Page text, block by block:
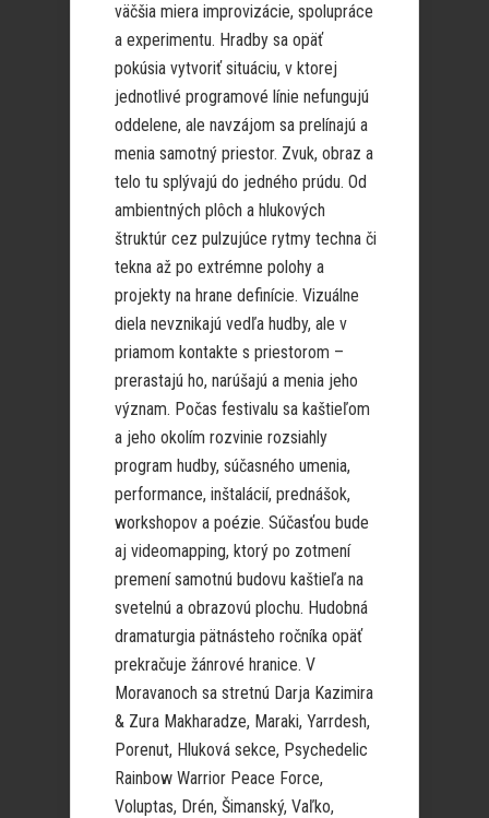
väčšia miera improvizácie, spolupráce
a experimentu. Hradby sa opäť
pokúsia vytvoriť situáciu, v ktorej
jednotlivé programové línie nefungujú
oddelene, ale navzájom sa prelínajú a
menia samotný priestor. Zvuk, obraz a
telo tu splývajú do jedného prúdu. Od
ambientných plôch a hlukových
štruktúr cez pulzujúce rytmy techna či
tekna až po extrémne polohy a
projekty na hrane definície. Vizuálne
diela nevznikajú vedľa hudby, ale v
priamom kontakte s priestorom –
prerastajú ho, narúšajú a menia jeho
význam. Počas festivalu sa kaštieľom
a jeho okolím rozvinie rozsiahly
program hudby, súčasného umenia,
performance, inštalácií, prednášok,
workshopov a poézie. Súčasťou bude
aj videomapping, ktorý po zotmení
premení samotnú budovu kaštieľa na
svetelnú a obrazovú plochu. Hudobná
dramaturgia pätnásteho ročníka opäť
prekračuje žánrové hranice. V
Moravanoch sa stretnú Darja Kazimira
& Zura Makharadze, Maraki, Yarrdesh,
Porenut, Hluková sekce, Psychedelic
Rainbow Warrior Peace Force,
Voluptas, Drén, Šimanský, Vaľko,